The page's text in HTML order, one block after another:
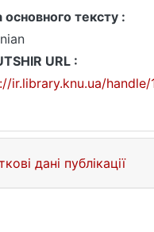
тексту :
URL :
ir.library.knu.ua/
дані публікації